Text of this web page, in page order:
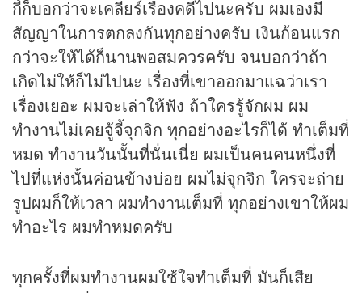
กี้ก็บอกว่าจะเคลียร์เรื่องคดีไปนะครับ ผมเองมี
สัญญาในการตกลงกันทุกอย่างครับ เงินก้อนแรก
กว่าจะให้ได้ก็นานพอสมควรครับ จนบอกว่าถ้า
เกิดไม่ให้ก็ไม่ไปนะ เรื่องที่เขาออกมาแฉว่าเรา
เรื่องเยอะ ผมจะเล่าให้ฟัง ถ้าใครรู้จักผม ผม
ทำงานไม่เคยจู้จี้จุกจิก ทุกอย่างอะไรก็ได้ ทำเต็มที่
หมด ทำงานวันนั้นที่นั่นเนี่ย ผมเป็นคนคนหนึ่งที่
ไปที่แห่งนั้นค่อนข้างบ่อย ผมไม่จุกจิก ใครจะถ่าย
รูปผมก็ให้เวลา ผมทำงานเต็มที่ ทุกอย่างเขาให้ผม
ทำอะไร ผมทำหมดครับ
ทุกครั้งที่ผมทำงานผมใช้ใจทำเต็มที่ มันก็เสีย